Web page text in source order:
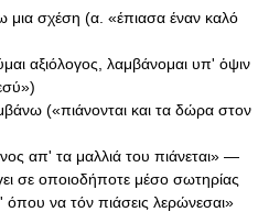
μια σχέση (α. «έπιασα έναν καλό
αξιόλογος, λαμβάνομαι υπ' ὁψιν
(«πιάνονται και τα δώρα στον
απ' τα μαλλιά του πιάνεται» —
σε οποιοδήποτε μέσο σωτηρίας
να τόν πιάσεις λερώνεσαι»